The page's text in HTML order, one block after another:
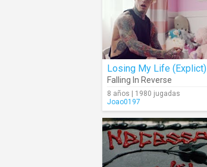
Losing My Life (Explict)
Falling In Reverse
8 años | 1980 jugadas
Joao0197